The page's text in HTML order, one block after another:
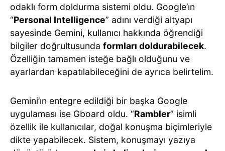
odaklı form doldurma sistemi oldu. Google’ın
“Personal Intelligence” adını verdiği altyapı
sayesinde Gemini, kullanıcı hakkında öğrendiği
bilgiler doğrultusunda formları doldurabilecek.
Özelliğin tamamen isteğe bağlı olduğunu ve
ayarlardan kapatılabileceğini de ayrıca belirtelim.
Gemini’ın entegre edildiği bir başka Google
uygulaması ise Gboard oldu. “Rambler” isimli
özellik ile kullanıcılar, doğal konuşma biçimleriyle
dikte yapabilecek. Sistem, konuşmayı yazıya